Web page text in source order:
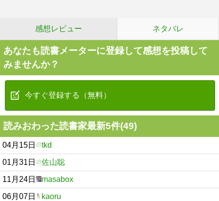
感想レビュー ネタバレ
あなたも読書メーターに登録して感想を投稿して
みませんか？
今すぐ登録する（無料）
読みおわった読書家最新5件(49)
04月15日 tkd
01月31日 佐山聡
11月24日 masabox
06月07日 kaoru